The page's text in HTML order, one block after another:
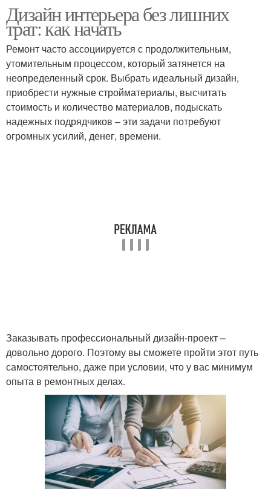
Дизайн интерьера без лишних
трат: как начать
Ремонт часто ассоциируется с продолжительным,
утомительным процессом, который затянется на
неопределенный срок. Выбрать идеальный дизайн,
приобрести нужные стройматериалы, высчитать
стоимость и количество материалов, подыскать
надежных подрядчиков – эти задачи потребуют
огромных усилий, денег, времени.
Заказывать профессиональный дизайн-проект –
довольно дорого. Поэтому вы сможете пройти этот путь
самостоятельно, даже при условии, что у вас минимум
опыта в ремонтных делах.